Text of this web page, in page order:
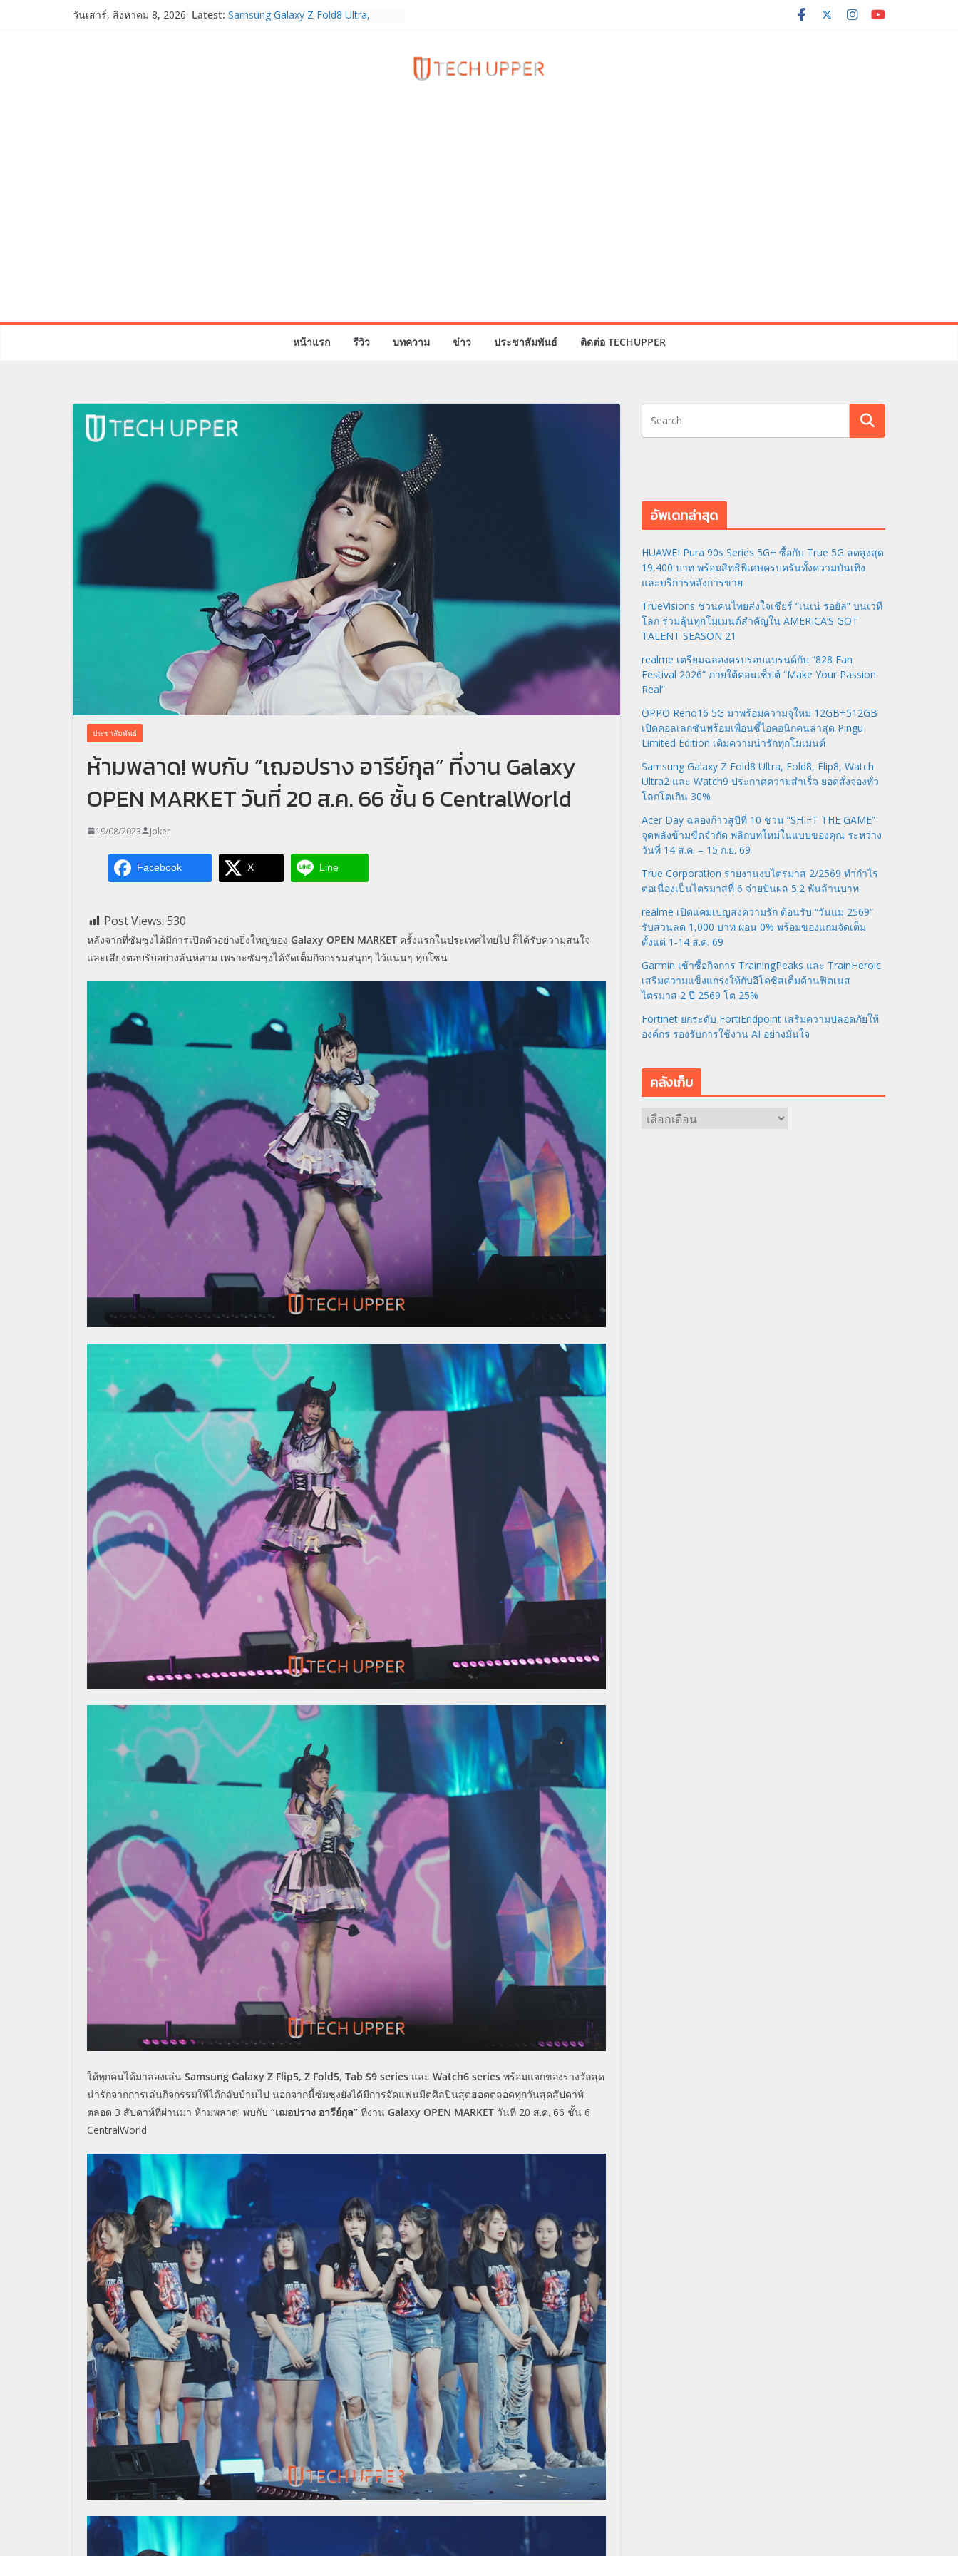
วันเสาร์, สิงหาคม 8, 2026 Latest: Samsung Galaxy Z Fold8 Ultra,
หน้าแรก รีวิว บทความ ข่าว ประชาสัมพันธ์ ติดต่อ TECHUPPER
ประชาสัมพันธ์
ห้ามพลาด! พบกับ “เฌอปราง อารีย์กุล” ที่งาน Galaxy
OPEN MARKET วันที่ 20 ส.ค. 66 ชั้น 6 CentralWorld
19/08/2023 Joker
Facebook X Line
Post Views: 530
หลังจากที่ซัมซุงได้มีการเปิดตัวอย่างยิ่งใหญ่ของ Galaxy OPEN MARKET ครั้งแรกในประเทศไทยไป ก็ได้รับความสนใจ
และเสียงตอบรับอย่างล้นหลาม เพราะซัมซุงได้จัดเต็มกิจกรรมสนุกๆ ไว้แน่นๆ ทุกโซน
ให้ทุกคนได้มาลองเล่น Samsung Galaxy Z Flip5, Z Fold5, Tab S9 series และ Watch6 series พร้อมแจกของรางวัลสุด
น่ารักจากการเล่นกิจกรรมให้ได้กลับบ้านไป นอกจากนี้ซัมซุงยังได้มีการจัดแฟนมีตศิลปินสุดฮอตตลอดทุกวันสุดสัปดาห์
ตลอด 3 สัปดาห์ที่ผ่านมา ห้ามพลาด! พบกับ “เฌอปราง อารีย์กุล” ที่งาน Galaxy OPEN MARKET วันที่ 20 ส.ค. 66 ชั้น 6
CentralWorld
อัพเดทล่าสุด
HUAWEI Pura 90s Series 5G+ ซื้อกับ True 5G ลดสูงสุด
19,400 บาท พร้อมสิทธิพิเศษครบครันทั้งความบันเทิง
และบริการหลังการขาย
TrueVisions ชวนคนไทยส่งใจเชียร์ “เนเน่ รอยัล” บนเวที
โลก ร่วมลุ้นทุกโมเมนต์สำคัญใน AMERICA’S GOT
TALENT SEASON 21
realme เตรียมฉลองครบรอบแบรนด์กับ “828 Fan
Festival 2026” ภายใต้คอนเซ็ปต์ “Make Your Passion
Real”
OPPO Reno16 5G มาพร้อมความจุใหม่ 12GB+512GB
เปิดคอลเลกชันพร้อมเพื่อนซี้ไอคอนิกคนล่าสุด Pingu
Limited Edition เติมความน่ารักทุกโมเมนต์
Samsung Galaxy Z Fold8 Ultra, Fold8, Flip8, Watch
Ultra2 และ Watch9 ประกาศความสำเร็จ ยอดสั่งจองทั่ว
โลกโตเกิน 30%
Acer Day ฉลองก้าวสู่ปีที่ 10 ชวน “SHIFT THE GAME”
จุดพลังข้ามขีดจำกัด พลิกบทใหม่ในแบบของคุณ ระหว่าง
วันที่ 14 ส.ค. – 15 ก.ย. 69
True Corporation รายงานงบไตรมาส 2/2569 ทำกำไร
ต่อเนื่องเป็นไตรมาสที่ 6 จ่ายปันผล 5.2 พันล้านบาท
realme เปิดแคมเปญส่งความรัก ต้อนรับ “วันแม่ 2569”
รับส่วนลด 1,000 บาท ผ่อน 0% พร้อมของแถมจัดเต็ม
ตั้งแต่ 1-14 ส.ค. 69
Garmin เข้าซื้อกิจการ TrainingPeaks และ TrainHeroic
เสริมความแข็งแกร่งให้กับอีโคซิสเต็มด้านฟิตเนส
ไตรมาส 2 ปี 2569 โต 25%
Fortinet ยกระดับ FortiEndpoint เสริมความปลอดภัยให้
องค์กร รองรับการใช้งาน AI อย่างมั่นใจ
คลังเก็บ